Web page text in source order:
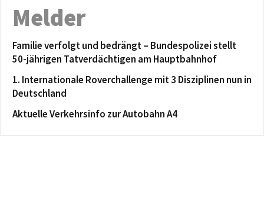
Melder
Familie verfolgt und bedrängt – Bundespolizei stellt
50-jährigen Tatverdächtigen am Hauptbahnhof
1. Internationale Roverchallenge mit 3 Disziplinen nun in
Deutschland
Aktuelle Verkehrsinfo zur Autobahn A4